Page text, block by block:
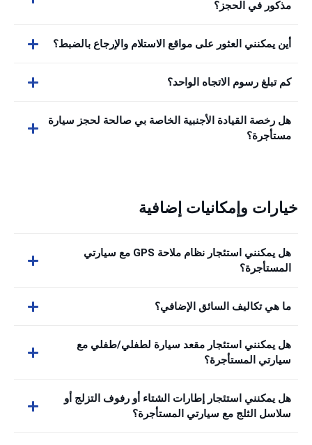
مذكور في الحجز؟
أين يمكنني العثور على مواقع الاستلام والإرجاع بالضبط؟
كم تبلغ رسوم الاتجاه الواحد؟
هل رخصة القيادة الأجنبية الخاصة بي صالحة لحجز سيارة
مستأجرة؟
خيارات وإمكانيات إضافية
هل يمكنني استئجار نظام ملاحة GPS مع سيارتي
المستأجرة؟
ما هي تكاليف السائق الإضافي؟
هل يمكنني استئجار مقعد سيارة لطفلي/طفلي مع
سيارتي المستأجرة؟
هل يمكنني استئجار إطارات الشتاء أو رفوف التزلج أو
سلاسل الثلج مع سيارتي المستأجرة؟